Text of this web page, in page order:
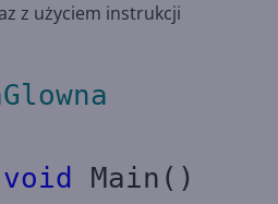
z użyciem instrukcji
void
Main()